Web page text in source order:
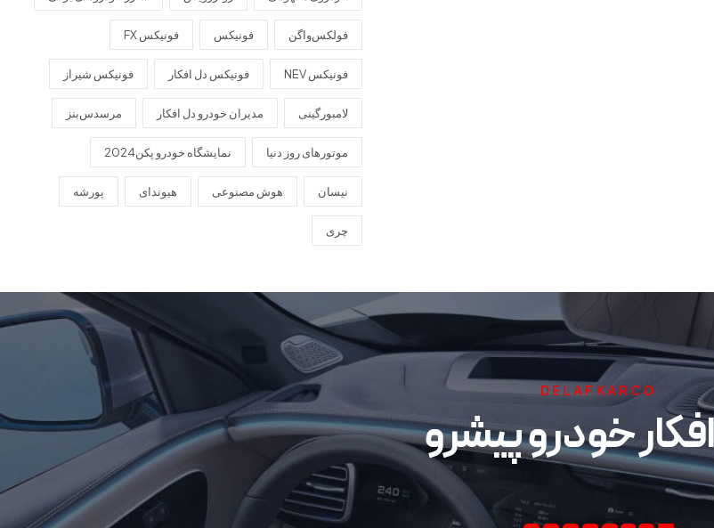
فولکس‌واگن فونیکس فونیکس FX
فونیکس NEV فونیکس دل افکار فونیکس شیراز
لامبورگینی مدیران خودرو دل افکار مرسدس‌بنز
موتورهای روز دنیا نمایشگاه خودرو پکن2024
نیسان هوش مصنوعی هیوندای پورشه
چری
DELAFKARCO
خودرو پیشرو